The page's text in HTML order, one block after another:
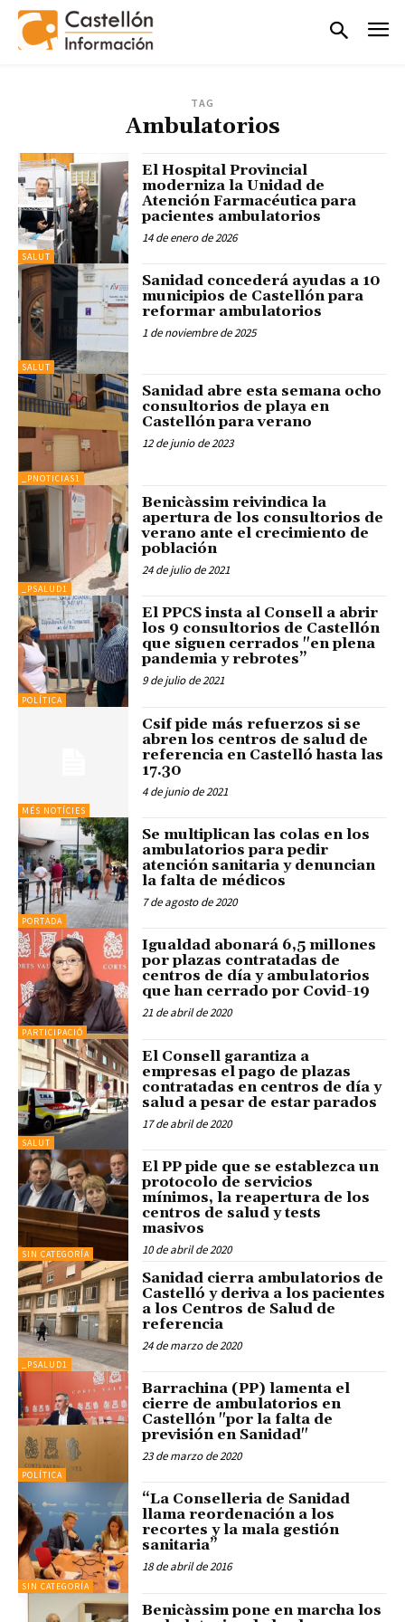
TAG
Ambulatorios
SALUT
El Hospital Provincial
moderniza la Unidad de
Atención Farmacéutica para
pacientes ambulatorios
14 de enero de 2026
SALUT
Sanidad concederá ayudas a 10
municipios de Castellón para
reformar ambulatorios
1 de noviembre de 2025
_PNOTICIAS1
Sanidad abre esta semana ocho
consultorios de playa en
Castellón para verano
12 de junio de 2023
_PSALUD1
Benicàssim reivindica la
apertura de los consultorios de
verano ante el crecimiento de
población
24 de julio de 2021
POLÍTICA
El PPCS insta al Consell a abrir
los 9 consultorios de Castellón
que siguen cerrados "en plena
pandemia y rebrotes”
9 de julio de 2021
MÉS NOTÍCIES
Csif pide más refuerzos si se
abren los centros de salud de
referencia en Castelló hasta las
17.30
4 de junio de 2021
PORTADA
Se multiplican las colas en los
ambulatorios para pedir
atención sanitaria y denuncian
la falta de médicos
7 de agosto de 2020
PARTICIPACIÓ
Igualdad abonará 6,5 millones
por plazas contratadas de
centros de día y ambulatorios
que han cerrado por Covid-19
21 de abril de 2020
SALUT
El Consell garantiza a
empresas el pago de plazas
contratadas en centros de día y
salud a pesar de estar parados
17 de abril de 2020
SIN CATEGORÍA
El PP pide que se establezca un
protocolo de servicios
mínimos, la reapertura de los
centros de salud y tests
masivos
10 de abril de 2020
_PSALUD1
Sanidad cierra ambulatorios de
Castelló y deriva a los pacientes
a los Centros de Salud de
referencia
24 de marzo de 2020
POLÍTICA
Barrachina (PP) lamenta el
cierre de ambulatorios en
Castellón "por la falta de
previsión en Sanidad"
23 de marzo de 2020
SIN CATEGORÍA
“La Conselleria de Sanidad
llama reordenación a los
recortes y la mala gestión
sanitaria”
18 de abril de 2016
Benicàssim pone en marcha los